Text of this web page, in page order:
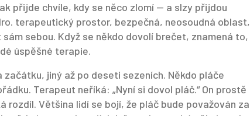
přijde chvíle, kdy se něco zlomí — a slzy přijdou
terapeutický prostor, bezpečná, neosoudná oblast,
sebou. Když se někdo dovolí brečet, znamená to,
úspěšné terapie.
jiný až po deseti sezeních. Někdo pláče
Terapeut neříká: „Nyní si dovol pláč.“ On prostě
rozdíl. Většina lidí se bojí, že pláč bude považován za